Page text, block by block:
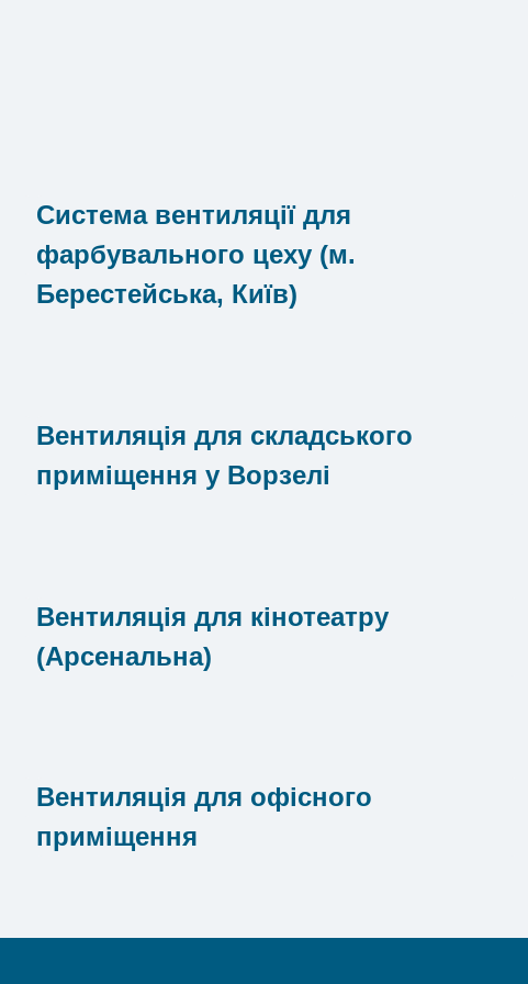
Система вентиляції для
фарбувального цеху (м.
Берестейська, Київ)
Вентиляція для складського
приміщення у Ворзелі
Вентиляція для кінотеатру
(Арсенальна)
Вентиляція для офісного
приміщення